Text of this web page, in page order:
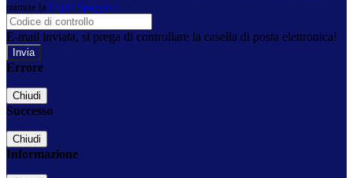
tramite la Login Spaggiari
E-mail inviata, si prega di controllare la casella di posta elettronica!
Errore
Chiudi
Successo
Chiudi
Informazione